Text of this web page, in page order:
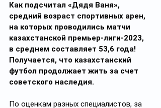
Как подсчитал «Дядя Ваня»,
средний возраст спортивных арен,
на которых проводились матчи
казахстанской премьер-лиги-2023,
в среднем составляет 53,6 года!
Получается, что казахстанский
футбол продолжает жить за счет
советского наследия.
По оценкам разных специалистов, за